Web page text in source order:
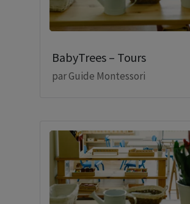
BabyTrees – Tours
parGuide Montessori